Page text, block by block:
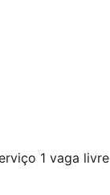
1 vaga livre